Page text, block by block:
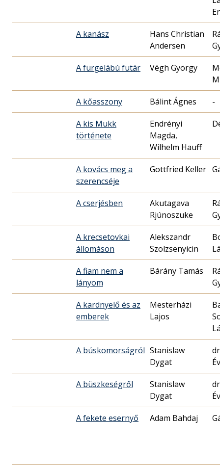
A kanász
Hans Christian
Andersen
A fürgelábú futár Végh György
A kőasszony Bálint Ágnes -
A kis Mukk
története
Endrényi
Magda,
Wilhelm Hauff
A kovács meg a
szerencséje
Gottfried Keller
A cserjésben
Akutagava
Rjúnoszuke
A krecsetovkai
állomáson
Alekszandr
Szolzsenyicin
A fiam nem a
lányom
Bárány Tamás
A kardnyelő és az
emberek
Mesterházi
Lajos
A búskomorságról Stanislaw
Dygat
A büszkeségről
Stanislaw
Dygat
A fekete esernyő Adam Bahdaj